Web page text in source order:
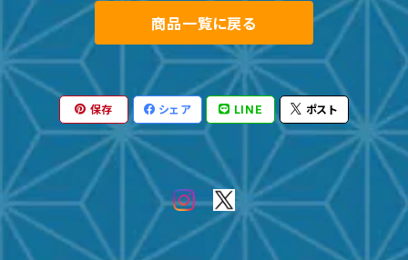
商品一覧に戻る
保存 シェア LINE ポスト